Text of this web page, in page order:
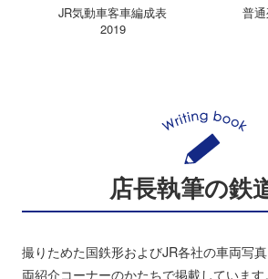
JR気動車客車編成表
2019
普
店長執筆の鉄
撮りためた国鉄形およびJR各社の車両写
両紹介コーナーのかたちで掲載していま